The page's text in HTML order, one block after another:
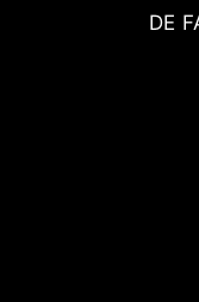
DE